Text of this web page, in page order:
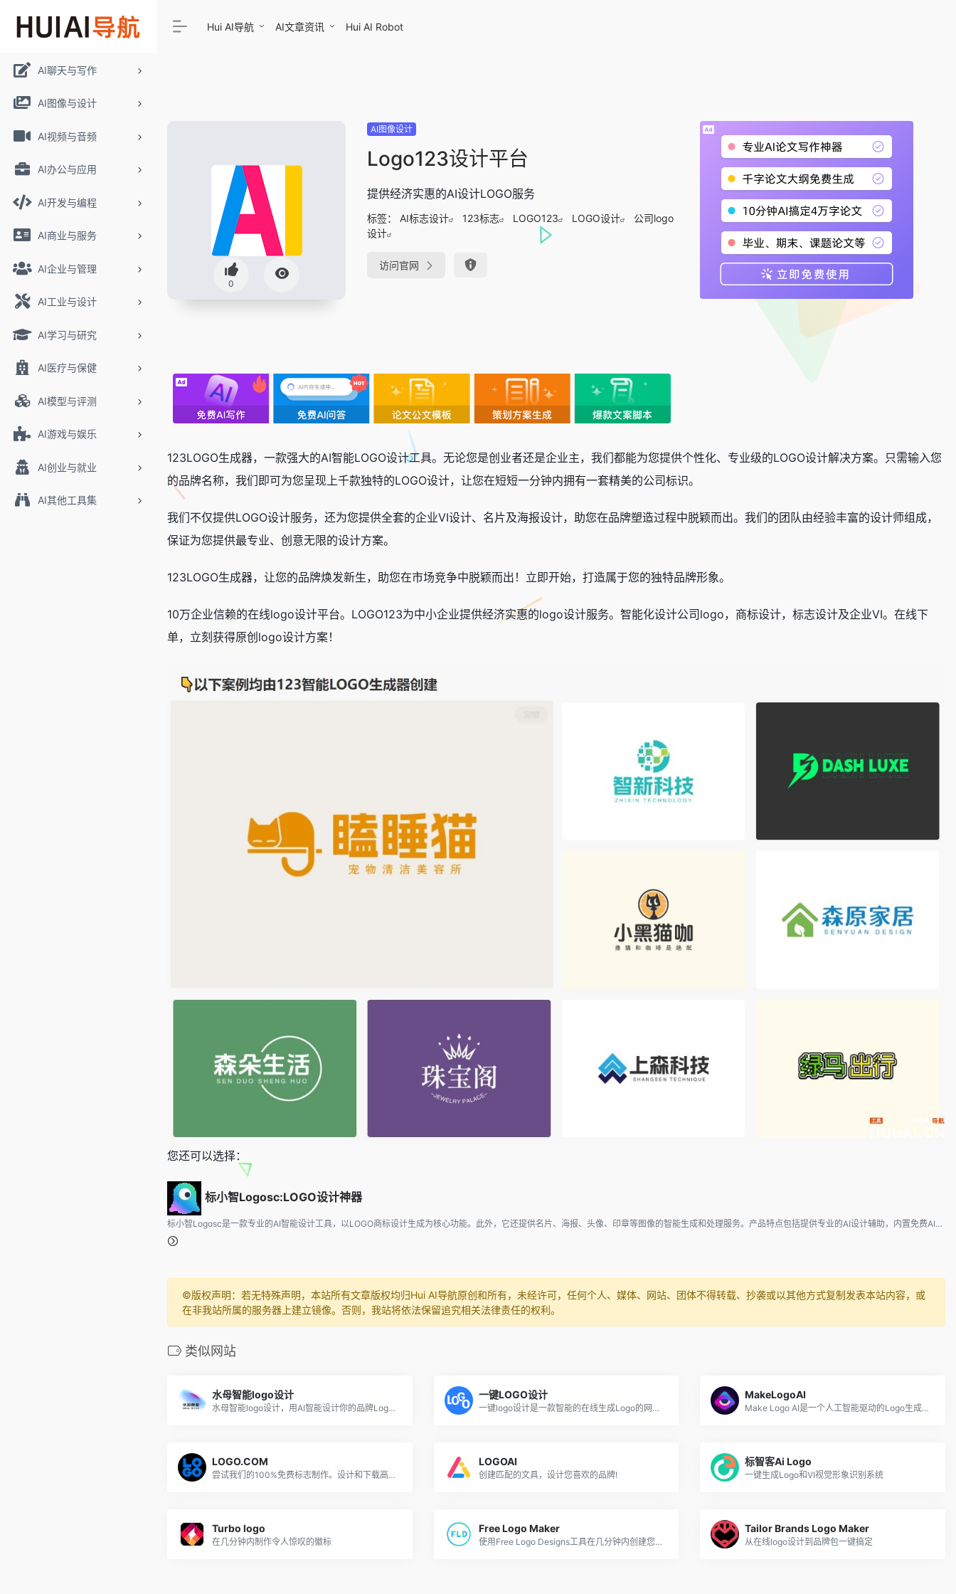
AI聊天与写作
AI图像与设计
AI视频与音频
AI办公与应用
AI开发与编程
AI商业与服务
AI企业与管理
AI工业与设计
AI学习与研究
AI医疗与保健
AI模型与评测
AI游戏与娱乐
AI创业与就业
AI其他工具集
Hui AI导航 AI文章资讯 Hui AI Robot
0
AI图像设计
Logo123设计平台
提供经济实惠的AI设计LOGO服务
标签： AI标志设计 123标志 LOGO123 LOGO设计
公司logo
设计
访问官网
123LOGO生成器，一款强大的AI智能LOGO设计工具。无论您是创业者还是企业主，我们都能为您提供个性化、专业级的LOGO设计解决方案。只需输入您
的品牌名称，我们即可为您呈现上千款独特的LOGO设计，让您在短短一分钟内拥有一套精美的公司标识。
我们不仅提供LOGO设计服务，还为您提供全套的企业VI设计、名片及海报设计，助您在品牌塑造过程中脱颖而出。我们的团队由经验丰富的设计师组成，
保证为您提供最专业、创意无限的设计方案。
123LOGO生成器，让您的品牌焕发新生，助您在市场竞争中脱颖而出！立即开始，打造属于您的独特品牌形象。
10万企业信赖的在线logo设计平台。LOGO123为中小企业提供经济实惠的logo设计服务。智能化设计公司logo，商标设计，标志设计及企业VI。在线下
单，立刻获得原创logo设计方案！
您还可以选择：
标小智Logosc:LOGO设计神器
标小智Logosc是一款专业的AI智能设计工具，以LOGO商标设计生成为核心功能。此外，它还提供名片、海报、头像、印章等图像的智能生成和处理服务。产品特点包括提供专业的AI设计辅助，内置免费AI公司起名生成器和专业虚拟形象设计等功能。
©️版权声明：若无特殊声明，本站所有文章版权均归Hui AI导航原创和所有，未经许可，任何个人、媒体、网站、团体不得转载、抄袭或以其他方式复制发表本站内容，或
在非我站所属的服务器上建立镜像。否则，我站将依法保留追究相关法律责任的权利。
类似网站
水母智能logo设计
水母智能logo设计，用AI智能设计你的品牌Logo，简单操作，10秒生成100个创意设计方案。
一键LOGO设计
一键logo设计是一款智能的在线生成Logo的网站。它根据AI大数据计算，只需输入Logo名称、口号或标题，选择心仪的行业或风格、配色、字体，即可一键生成专属的logo标志。
MakeLogoAI
Make Logo AI是一个人工智能驱动的Logo生成器，允许用户在不到24小时内为他们的企业创建独特的高清Logo。
LOGO.COM
尝试我们的100%免费标志制作。设计和下载高质量的免费标志在几分钟内。制作了2000多万个logo。把你的企业打造成一个品牌!
LOGOAI
创建匹配的文具，设计您喜欢的品牌!
标智客Ai Logo
一键生成Logo和VI视觉形象识别系统
Turbo logo
在几分钟内制作令人惊叹的徽标
Free Logo Maker
使用Free Logo Designs工具在几分钟内创建您的徽标设计
Tailor Brands Logo Maker
从在线logo设计到品牌包一键搞定